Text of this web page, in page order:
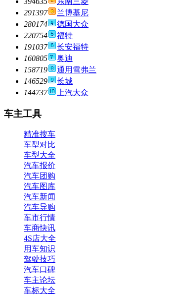
291397
兰博基尼
280174
德国大众
220754
福特
191037
长安福特
160805
奥迪
158719
通用雪弗兰
146529
长城
144737
上汽大众
车主工具
精准搜车
车型对比
车型大全
汽车报价
汽车团购
汽车图库
汽车新闻
汽车导购
车市行情
车商快讯
4S店大全
用车知识
驾驶技巧
汽车口碑
车主论坛
车标大全